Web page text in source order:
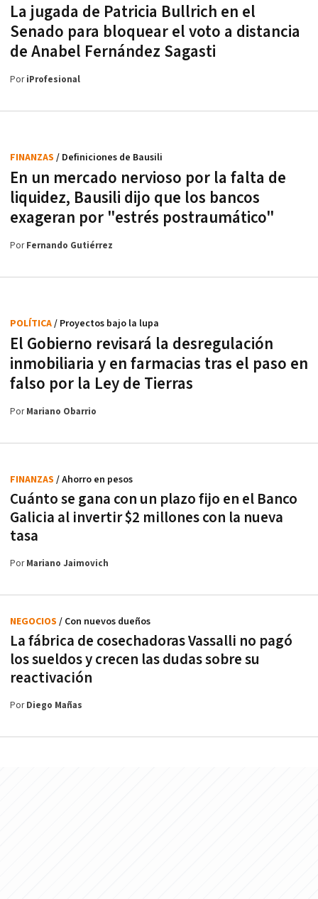
La jugada de Patricia Bullrich en el
Senado para bloquear el voto a distancia
de Anabel Fernández Sagasti
PoriProfesional
En un mercado nervioso por la falta de
liquidez, Bausili dijo que los bancos
exageran por "estrés postraumático"
FINANZAS / Definiciones de Bausili
PorFernando Gutiérrez
El Gobierno revisará la desregulación
inmobiliaria y en farmacias tras el paso en
falso por la Ley de Tierras
POLÍTICA/ Proyectos bajo la lupa
PorMariano Obarrio
Cuánto se gana con un plazo fijo en el Banco
Galicia al invertir $2 millones con la nueva
tasa
FINANZAS / Ahorro en pesos
PorMariano Jaimovich
La fábrica de cosechadoras Vassalli no pagó
los sueldos y crecen las dudas sobre su
reactivación
NEGOCIOS / Con nuevos dueños
PorDiego Mañas